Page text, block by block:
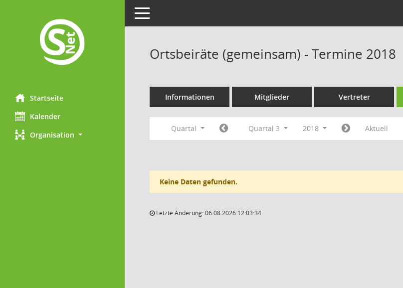
Startseite
Kalender
Organisation
Toggle navigation
Ortsbeiräte (gemeinsam) - Termine 2018
Informationen Mitglieder Vertreter
Quartal Quartal 3 2018 Aktuell
Keine Daten gefunden.
Letzte Änderung: 06.08.2026 12:03:34